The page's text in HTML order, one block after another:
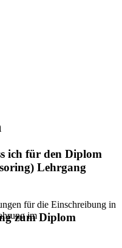
ich für den Diplom
Lehrgang
für die Einschreibung in
im
zum Diplom